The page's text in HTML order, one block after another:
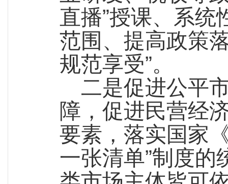
直播”授课、系
范围、提高政策
规范享受”。
二是促进公平
障，促进民营经
要素，落实国家
一张清单”制度